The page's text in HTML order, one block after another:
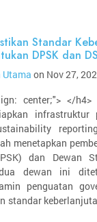
Standar
DPSK dan
Utama on Nov 27,
center;"> </
infrastruktur
menetapkan
dan Dewan
dewan ini
penguatan
standar